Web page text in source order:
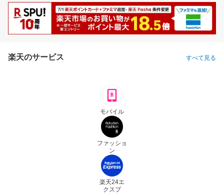
楽天のサービス すべて見る
モバイル
ファッショ
ン
楽天24エ
クスプ